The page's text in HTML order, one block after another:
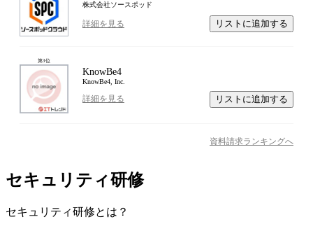
株式会社ソースポッド
詳細を見る リストに追加する
第3位
KnowBe4
KnowBe4, Inc.
詳細を見る リストに追加する
資料請求ランキングへ
セキュリティ研修
セキュリティ研修とは？